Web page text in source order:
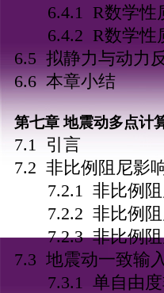
6.4.1 R数学性
6.4.2 R数学性
6.5 拟静力与动力
6.6 本章小结
第七章地震动多点计
7.1 引言
7.2 非比例阻尼影
7.2.1 非比例阻
7.2.2 非比例阻
7.2.3 非比例阻
7.3 地震动一致输
7.3.1 单自由度